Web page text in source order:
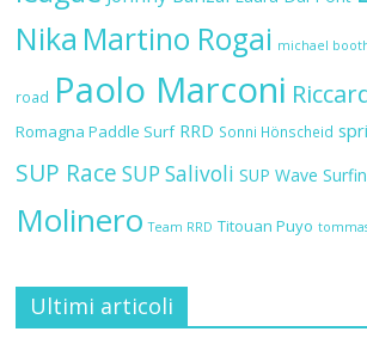
Nika Martino Rogai michael
road Paolo Marconi
Romagna Paddle Surf RRD Sonni Hönscheid
SUP Race SUP Salivoli SUP Wave
Molinero Team RRD Titouan Puyo
Ultimi articoli